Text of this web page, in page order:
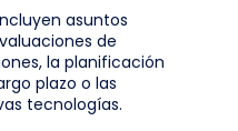
asuntos
de
la planificación
plazo o las
tecnologías.